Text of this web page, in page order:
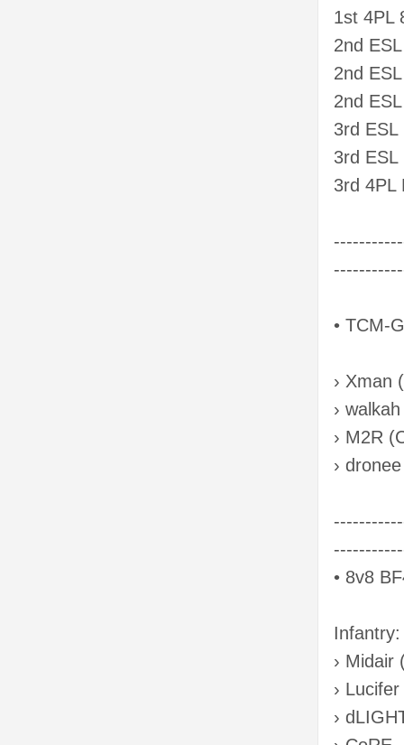
1st 4PL
2nd
2nd
2nd
3rd ESL
3rd ESL
3rd 4PL
• TCM-
› Xman
›
› M2R
›
• 8v8
Infantry:
› Midair
›
›